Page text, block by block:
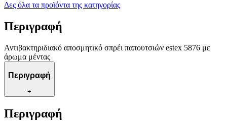
Δες όλα τα προϊόντα της κατηγορίας
Περιγραφή
Αντιβακτηριδιακό αποσμητικό σπρέι παπουτσιών estex 5876 με
άρωμα μέντας
Περιγραφή
+
Περιγραφή